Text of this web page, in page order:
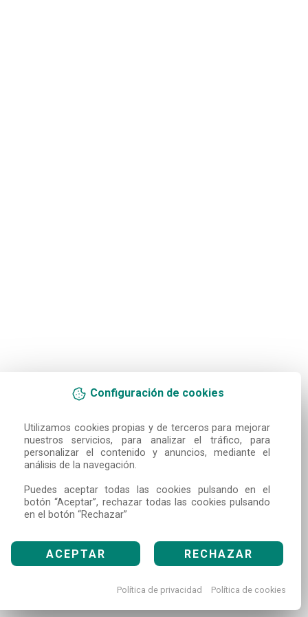
Configuración de cookies
Utilizamos cookies propias y de terceros para mejorar
nuestros servicios, para analizar el tráfico, para
personalizar el contenido y anuncios, mediante el
análisis de la navegación.
Puedes aceptar todas las cookies pulsando en el
botón “Aceptar”, rechazar todas las cookies pulsando
en el botón “Rechazar”
ACEPTAR RECHAZAR
Política de privacidad Política de cookies